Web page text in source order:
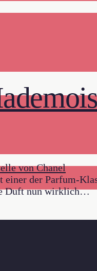
einer der Parfum-
Duft nun wirklich…